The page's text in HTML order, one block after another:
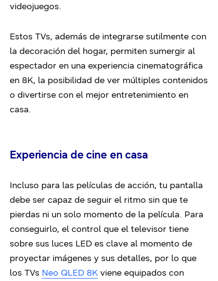
videojuegos.
Estos TVs, además de integrarse sutilmente con
la decoración del hogar, permiten sumergir al
espectador en una experiencia cinematográfica
en 8K, la posibilidad de ver múltiples contenidos
o divertirse con el mejor entretenimiento en
casa.
Experiencia de cine en casa
Incluso para las películas de acción, tu pantalla
debe ser capaz de seguir el ritmo sin que te
pierdas ni un solo momento de la película. Para
conseguirlo, el control que el televisor tiene
sobre sus luces LED es clave al momento de
proyectar imágenes y sus detalles, por lo que
los TVs Neo QLED 8K viene equipados con